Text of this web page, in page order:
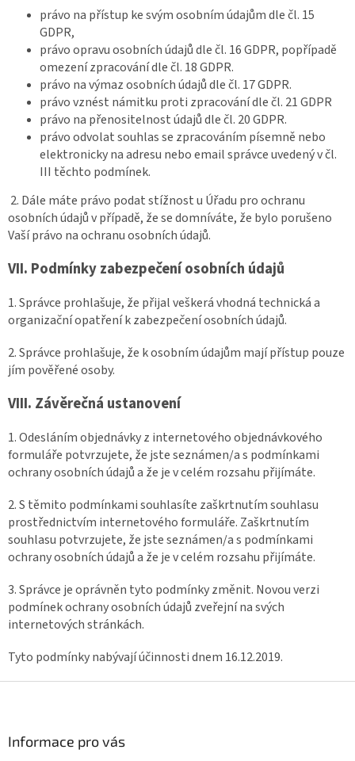
právo na přístup ke svým osobním údajům dle čl. 15
GDPR,
právo opravu osobních údajů dle čl. 16 GDPR, popřípadě
omezení zpracování dle čl. 18 GDPR.
právo na výmaz osobních údajů dle čl. 17 GDPR.
právo vznést námitku proti zpracování dle čl. 21 GDPR
právo na přenositelnost údajů dle čl. 20 GDPR.
právo odvolat souhlas se zpracováním písemně nebo
elektronicky na adresu nebo email správce uvedený v čl.
III těchto podmínek.
2. Dále máte právo podat stížnost u Úřadu pro ochranu
osobních údajů v případě, že se domníváte, že bylo porušeno
Vaší právo na ochranu osobních údajů.
VII. Podmínky zabezpečení osobních údajů
1. Správce prohlašuje, že přijal veškerá vhodná technická a
organizační opatření k zabezpečení osobních údajů.
2. Správce prohlašuje, že k osobním údajům mají přístup pouze
jím pověřené osoby.
VIII. Závěrečná ustanovení
1. Odesláním objednávky z internetového objednávkového
formuláře potvrzujete, že jste seznámen/a s podmínkami
ochrany osobních údajů a že je v celém rozsahu přijímáte.
2. S těmito podmínkami souhlasíte zaškrtnutím souhlasu
prostřednictvím internetového formuláře. Zaškrtnutím
souhlasu potvrzujete, že jste seznámen/a s podmínkami
ochrany osobních údajů a že je v celém rozsahu přijímáte.
3. Správce je oprávněn tyto podmínky změnit. Novou verzi
podmínek ochrany osobních údajů zveřejní na svých
internetových stránkách.
Tyto podmínky nabývají účinnosti dnem 16.12.2019.
Informace pro vás